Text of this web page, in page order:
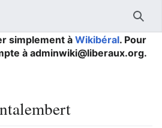
simplement à Wikibéral. Pour
à adminwiki@liberaux.org.